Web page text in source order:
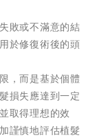
敗或不滿意的結
於修復術後的頭
，而是基於個體
損失應達到一定
取得理想的效
謹慎地評估植髮